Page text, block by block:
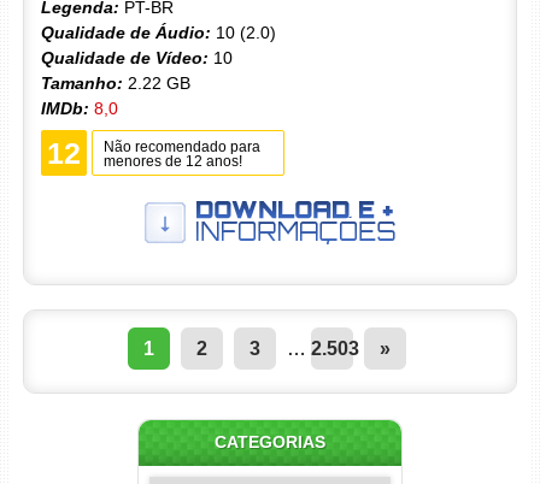
Legenda: PT-BR
Qualidade de Áudio: 10 (2.0)
Qualidade de Vídeo: 10
Tamanho: 2.22 GB
IMDb: 8,0
12
Não recomendado para
menores de 12 anos!
1 2 3 … 2.503 »
CATEGORIAS